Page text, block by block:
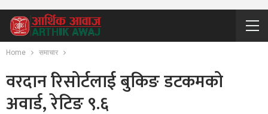
Home समाचार
वरदान रिसोर्टलाई बुकिङ डटकमको
अवार्ड, रेटिङ ९.६